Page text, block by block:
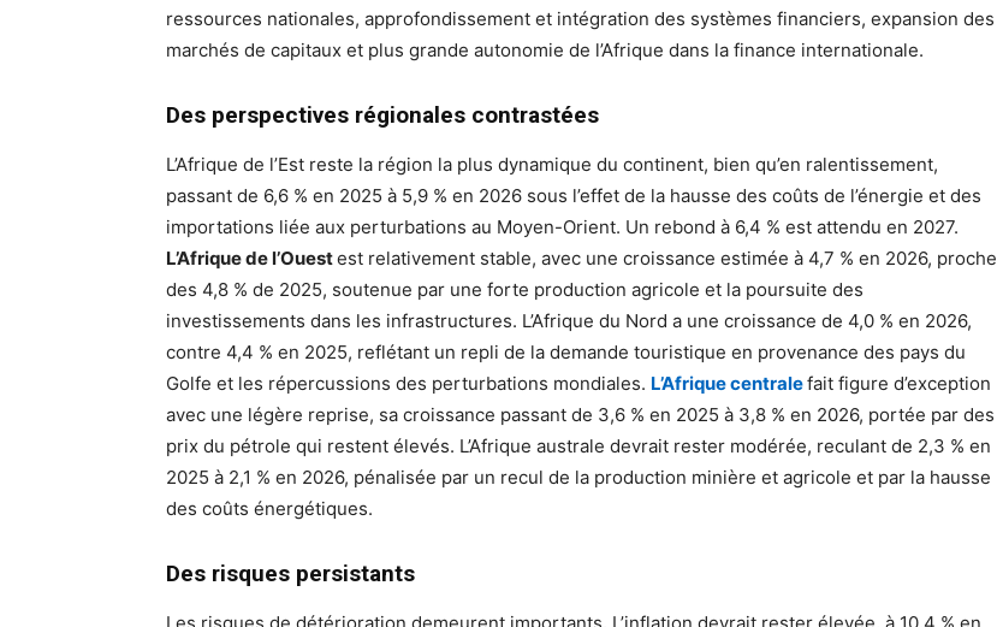
ressources nationales, approfondissement et intégration des systèmes financiers, expansion des
marchés de capitaux et plus grande autonomie de l’Afrique dans la finance internationale.
Des perspectives régionales contrastées
L’Afrique de l’Est reste la région la plus dynamique du continent, bien qu’en ralentissement,
passant de 6,6 % en 2025 à 5,9 % en 2026 sous l’effet de la hausse des coûts de l’énergie et des
importations liée aux perturbations au Moyen-Orient. Un rebond à 6,4 % est attendu en 2027.
L’Afrique de l’Ouestest relativement stable, avec une croissance estimée à 4,7 % en 2026, proche
des 4,8 % de 2025, soutenue par une forte production agricole et la poursuite des
investissements dans les infrastructures. L’Afrique du Nord a une croissance de 4,0 % en 2026,
contre 4,4 % en 2025, reflétant un repli de la demande touristique en provenance des pays du
Golfe et les répercussions des perturbations mondiales. L’Afrique centralefait figure d’exception
avec une légère reprise, sa croissance passant de 3,6 % en 2025 à 3,8 % en 2026, portée par des
prix du pétrole qui restent élevés. L’Afrique australe devrait rester modérée, reculant de 2,3 % en
2025 à 2,1 % en 2026, pénalisée par un recul de la production minière et agricole et par la hausse
des coûts énergétiques.
Des risques persistants